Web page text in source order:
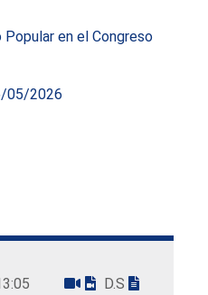
Popular en el Congreso
05/2026
D.S